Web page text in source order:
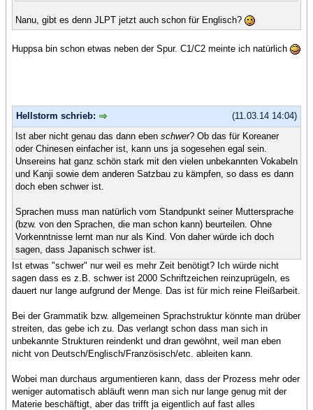
Nanu, gibt es denn JLPT jetzt auch schon für Englisch?
Huppsa bin schon etwas neben der Spur. C1/C2 meinte ich natürlich
(11.03.14 14:04)
Hellstorm schrieb:
Ist aber nicht genau das dann eben schwer? Ob das für Koreaner
oder Chinesen einfacher ist, kann uns ja sogesehen egal sein.
Unsereins hat ganz schön stark mit den vielen unbekannten Vokabeln
und Kanji sowie dem anderen Satzbau zu kämpfen, so dass es dann
doch eben schwer ist.
Sprachen muss man natürlich vom Standpunkt seiner Muttersprache
(bzw. von den Sprachen, die man schon kann) beurteilen. Ohne
Vorkenntnisse lernt man nur als Kind. Von daher würde ich doch
sagen, dass Japanisch schwer ist.
Ist etwas "schwer" nur weil es mehr Zeit benötigt? Ich würde nicht
sagen dass es z.B. schwer ist 2000 Schriftzeichen reinzuprügeln, es
dauert nur lange aufgrund der Menge. Das ist für mich reine Fleißarbeit.
Bei der Grammatik bzw. allgemeinen Sprachstruktur könnte man drüber
streiten, das gebe ich zu. Das verlangt schon dass man sich in
unbekannte Strukturen reindenkt und dran gewöhnt, weil man eben
nicht von Deutsch/Englisch/Französisch/etc. ableiten kann.
Wobei man durchaus argumentieren kann, dass der Prozess mehr oder
weniger automatisch abläuft wenn man sich nur lange genug mit der
Materie beschäftigt, aber das trifft ja eigentlich auf fast alles